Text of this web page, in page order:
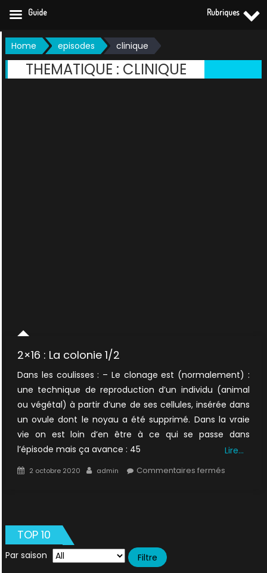
Skip
to
content
Home episodes clinique
THEMATIQUE : CLINIQUE
2×16 : La colonie 1/2
Dans les coulisses : – Le clonage est (normalement) :
une technique de reproduction d’un individu (animal
ou végétal) à partir d’une de ses cellules, insérée dans
un ovule dont le noyau a été supprimé. Dans la vraie
vie on est loin d’en être à ce qui se passe dans
l’épisode mais ça avance : 45
Lire…
Posted
2 octobre 2020 Author
admin Commentaires ferméssur
TOP 10
Par saison
Guide Rubriques